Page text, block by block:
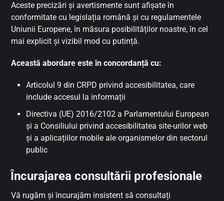
Aceste precizări și avertismente sunt afișate în
conformitate cu legislația română și cu regulamentele
Uniunii Europene, în măsura posibilităților noastre, în cel
mai explicit și vizibil mod cu putință.
Această abordare este în concordanță cu:
Articolul 9 din CRPD privind accesibilitatea, care
include accesul la informații
Directiva (UE) 2016/2102 a Parlamentului European
și a Consiliului privind accesibilitatea site-urilor web
și a aplicațiilor mobile ale organismelor din sectorul
public
Încurajarea consultării profesionale
Vă rugăm și încurajăm insistent să consultați